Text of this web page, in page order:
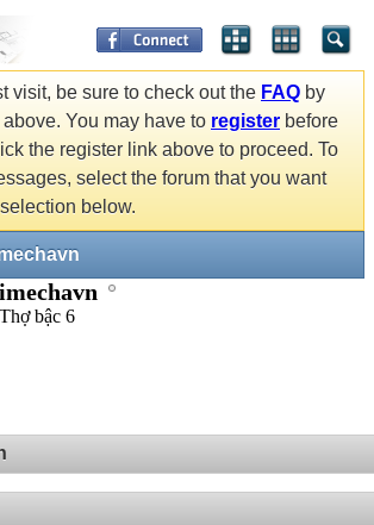
visit, be sure to check out the FAQ by
You may have to register before
the register link above to proceed. To
select the forum that you want
below.
imechavn
Thợ bậc 6